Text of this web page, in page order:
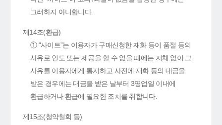
그러하지 아니합니다.
제14조(환급)
① “사이트”는 이용자가 구매신청한 재화 등이 품절 등의
사유로 인도 또는 제공을 할 수 없을 때에는 지체 없이 그
사유를 이용자에게 통지하고 사전에 재화 등의 대금을
받은 경우에는 대금을 받은 날부터 3영업일 이내에
환급하거나 환급에 필요한 조치를 취합니다.
제15조(청약철회 등)